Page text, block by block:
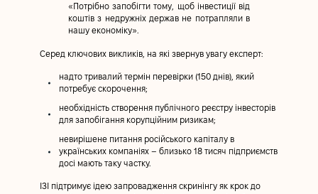
«Потрібно запобігти тому, щоб інвестиції від
коштів з недружніх держав не потрапляли в
нашу економіку».
Серед ключових викликів, на які звернув увагу експерт:
надто тривалий термін перевірки (150 днів), який
потребує скорочення;
необхідність створення публічного реєстру інвесторів
для запобігання корупційним ризикам;
невирішене питання російського капіталу в
українських компаніях – близько 18 тисяч підприємств
досі мають таку частку.
ІЗІ підтримує ідею запровадження скринінгу як крок до